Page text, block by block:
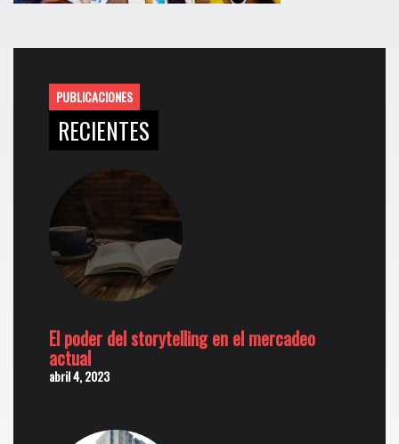
PUBLICACIONES
RECIENTES
El poder del storytelling en el mercadeo
actual
abril 4, 2023